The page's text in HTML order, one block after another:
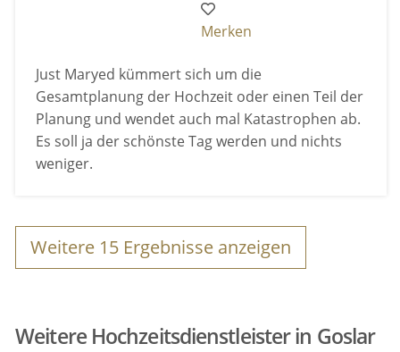
Merken
Just Maryed kümmert sich um die
Gesamtplanung der Hochzeit oder einen Teil der
Planung und wendet auch mal Katastrophen ab.
Es soll ja der schönste Tag werden und nichts
weniger.
Weitere 15 Ergebnisse anzeigen
Weitere Hochzeitsdienstleister in Goslar